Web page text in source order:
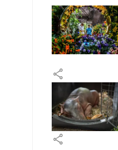
share
share